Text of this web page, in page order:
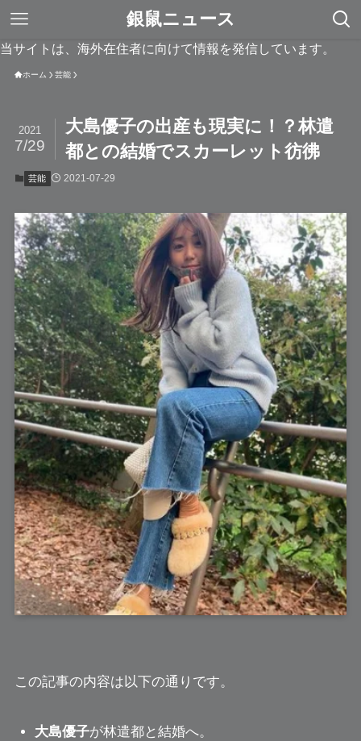
銀鼠ニュース
当サイトは、海外在住者に向けて情報を発信しています。
ホーム 芸能
大島優子の出産も現実に！？林遣
都との結婚でスカーレット彷彿
2021
7/29
芸能 2021-07-29
この記事の内容は以下の通りです。
大島優子が林遣都と結婚へ。